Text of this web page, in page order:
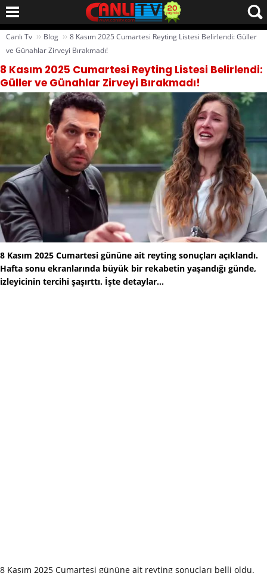
Canlı Tv ›› Blog ›› 8 Kasım 2025 Cumartesi Reyting Listesi Belirlendi: Güller
ve Günahlar Zirveyi Bırakmadı!
8 Kasım 2025 Cumartesi Reyting Listesi Belirlendi:
Güller ve Günahlar Zirveyi Bırakmadı!
8 Kasım 2025 Cumartesi gününe ait reyting sonuçları açıklandı.
Hafta sonu ekranlarında büyük bir rekabetin yaşandığı günde,
izleyicinin tercihi şaşırttı. İşte detaylar...
8 Kasım 2025 Cumartesi gününe ait reyting sonuçları belli oldu.